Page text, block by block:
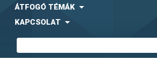
ÁTFOGÓ TÉMÁK
KAPCSOLAT